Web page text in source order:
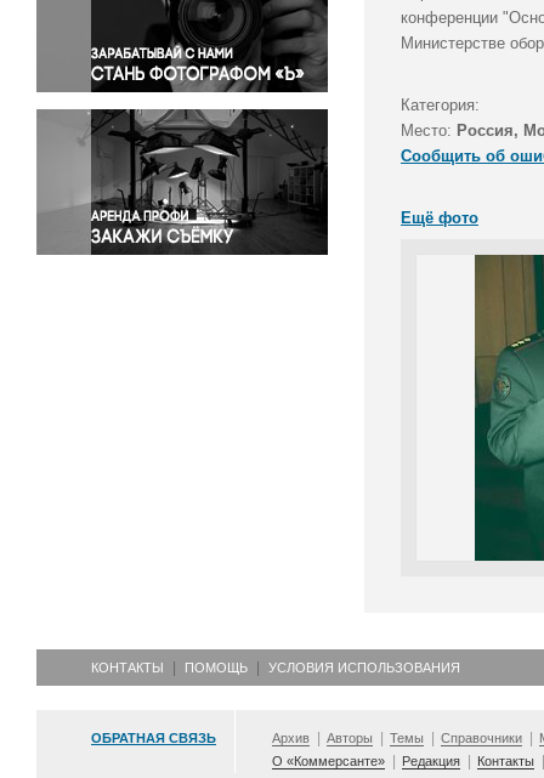
Правосудие
Происшествия и конфликты
Религия
Светская жизнь
Спорт
Экология
Экономика и бизнес
конференции
Министерстве
Категория:
Место: Россия,
Сообщить об
Ещё фото
КОНТАКТЫ ПОМОЩЬ УСЛОВИЯ ИСПОЛЬЗОВАНИЯ
ОБРАТНАЯ СВЯЗЬ Архив Авторы Темы Справочники
О «Коммерсанте»
Редакция Контакты